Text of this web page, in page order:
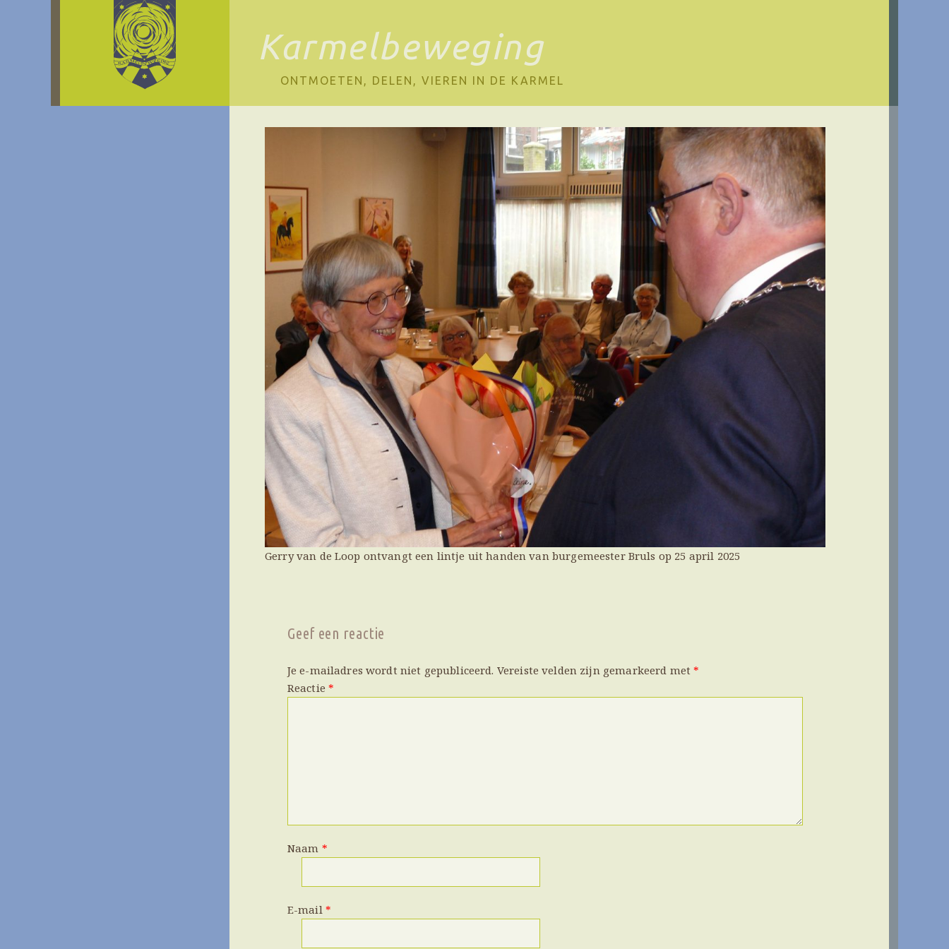
Karmelbeweging
ONTMOETEN, DELEN, VIEREN IN DE KARMEL
Gerry van de Loop ontvangt een lintje uit handen van burgemeester Bruls op 25 april 2025
Geef een reactie
Je e-mailadres wordt niet gepubliceerd. Vereiste velden zijn gemarkeerd met*
Reactie *
Naam *
E-mail *